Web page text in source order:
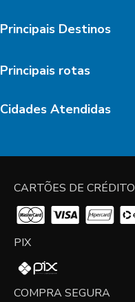
Principais Destinos
Principais rotas
Cidades Atendidas
CARTÕES DE CRÉDITO
PIX
COMPRA SEGURA